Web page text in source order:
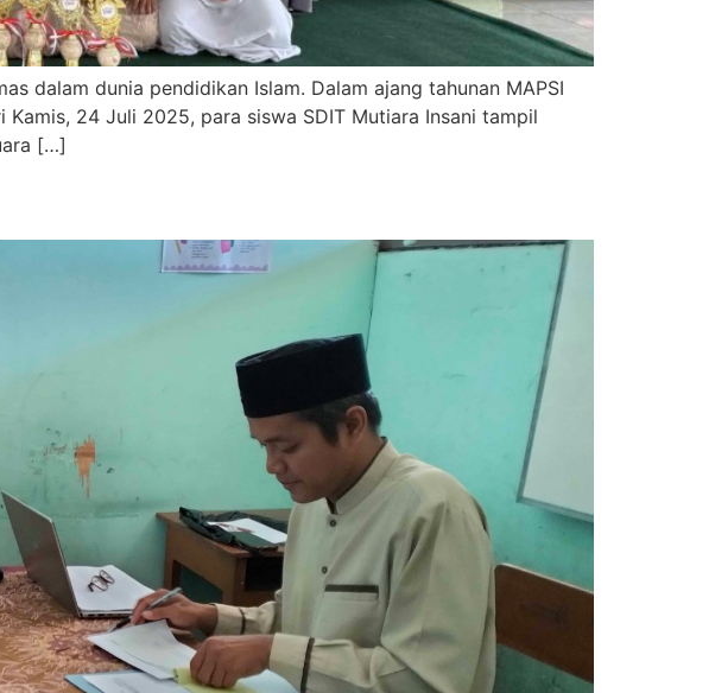
dalam dunia pendidikan Islam. Dalam ajang tahunan MAPSI
24 Juli 2025, para siswa SDIT Mutiara Insani tampil
[…]